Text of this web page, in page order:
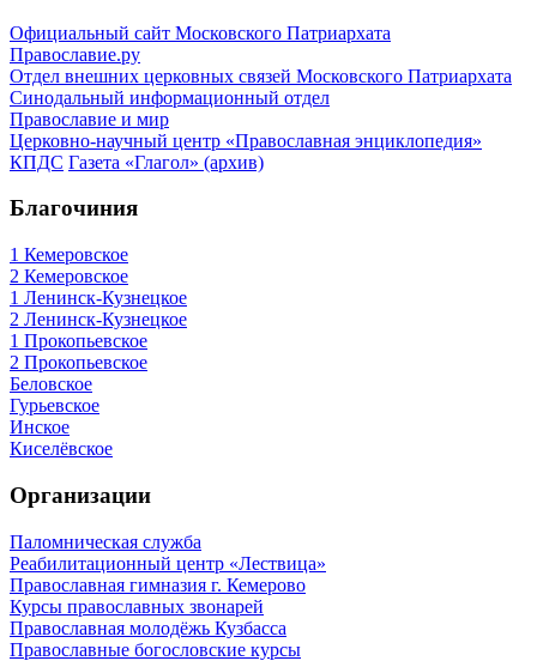
Официальный сайт Московского Патриархата
Православие.ру
Отдел внешних церковных связей Московского Патриархата
Синодальный информационный отдел
Православие и мир
Церковно-научный центр «Православная энциклопедия»
КПДС Газета «Глагол» (архив)
Благочиния
1 Кемеровское
2 Кемеровское
1 Ленинск-Кузнецкое
2 Ленинск-Кузнецкое
1 Прокопьевское
2 Прокопьевское
Беловское
Гурьевское
Инское
Киселёвское
Организации
Паломническая служба
Реабилитационный центр «Лествица»
Православная гимназия г. Кемерово
Курсы православных звонарей
Православная молодёжь Кузбасса
Православные богословские курсы